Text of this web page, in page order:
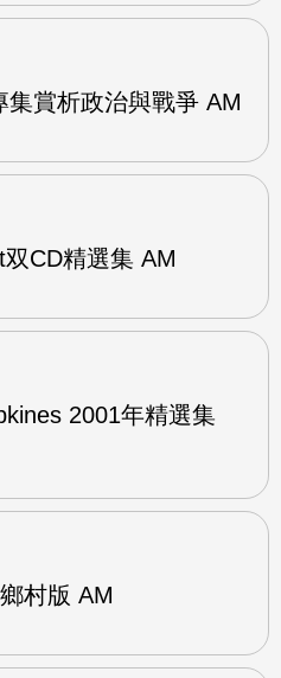
集賞析政治與戰爭 AM
CD精選集 AM
2001年精選集
村版 AM